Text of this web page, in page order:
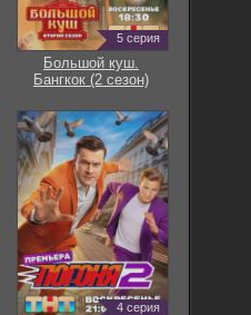
5 серия
Большой куш.
Бангкок (2 сезон)
4 серия